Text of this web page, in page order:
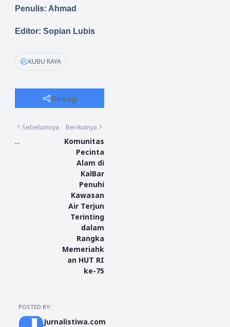
Penulis: Ahmad
Editor: Sopian Lubis
KUBU RAYA
Berbagi
Sebelumnya
...
Berikutnya
Komunitas
Pecinta
Alam di
KalBar
Penuhi
Kawasan
Air Terjun
Terinting
dalam
Rangka
Memeriahk
an HUT RI
ke-75
POSTED BY:
Jurnalistiwa.com